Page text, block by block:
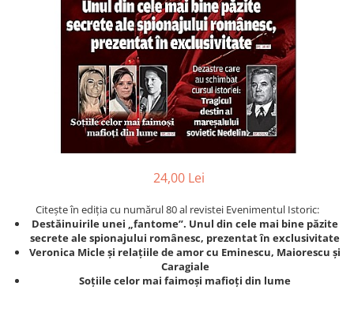
Gastronomie
Medicină
Poezie
Politică/Geopolitică
Proză
24,00 Lei
Citește în ediția cu numărul 80 al revistei Evenimentul Istoric:
Destăinuirile unei „fantome”. Unul din cele mai bine păzite
secrete ale spionajului românesc, prezentat în exclusivitate
Veronica Micle și relațiile de amor cu Eminescu, Maiorescu și
Caragiale
Soțiile celor mai faimoși mafioți din lume